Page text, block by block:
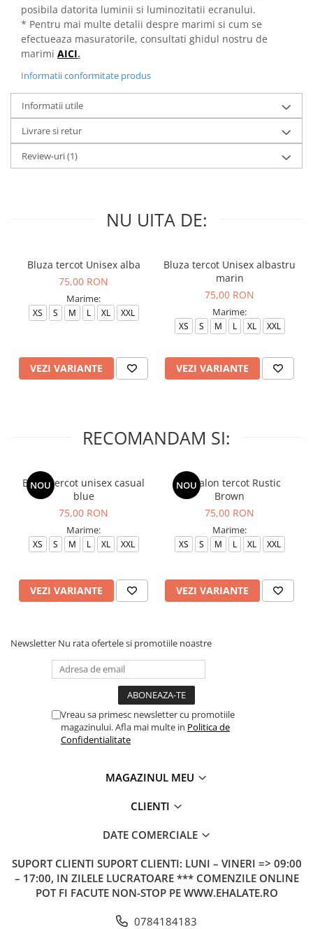
posibila datorita luminii si luminozitatii ecranului.
* Pentru mai multe detalii despre marimi si cum se
efectueaza masuratorile, consultati ghidul nostru de
marimi AICI.
Informatii conformitate produs
Informatii utile
Livrare si retur
Review-uri(1)
NU UITA DE:
Bluza tercot Unisex alba
75,00 RON
Marime:
XS S M L XL XXL
VEZI VARIANTE
Bluza tercot Unisex albastru
marin
75,00 RON
Marime:
XS S M L XL XXL
VEZI VARIANTE
RECOMANDAM SI:
NOU
Bluza tercot unisex casual
blue
75,00 RON
Marime:
XS S M L XL XXL
VEZI VARIANTE
NOU
Pantalon tercot Rustic
Brown
75,00 RON
Marime:
XS S M L XL XXL
VEZI VARIANTE
Newsletter Nu rata ofertele si promotiile noastre
Vreau sa primesc newsletter cu promotiile
magazinului. Afla mai multe in Politica de
Confidentialitate
MAGAZINUL MEU
CLIENTI
DATE COMERCIALE
SUPORT CLIENTI SUPORT CLIENTI: LUNI – VINERI => 09:00
– 17:00, IN ZILELE LUCRATOARE *** COMENZILE ONLINE
POT FI FACUTE NON-STOP PE WWW.EHALATE.RO
0784184183